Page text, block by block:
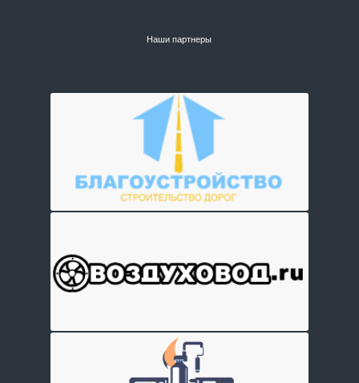
Наши партнеры